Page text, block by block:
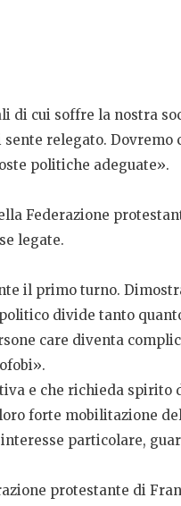
cui soffre la nostra
relegato.
politiche adeguate».
Federazione
legate.
il primo turno.
divide tanto
care diventa
e che richieda spirito
forte mobilitazione
particolare,
protestante di